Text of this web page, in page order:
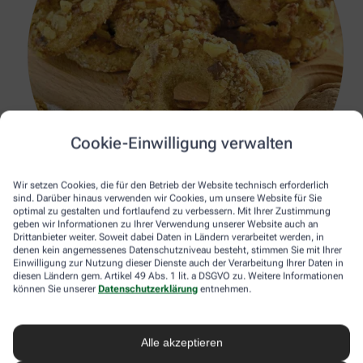
Cookie-Einwilligung verwalten
Wir setzen Cookies, die für den Betrieb der Website technisch erforderlich
sind. Darüber hinaus verwenden wir Cookies, um unsere Website für Sie
optimal zu gestalten und fortlaufend zu verbessern. Mit Ihrer Zustimmung
geben wir Informationen zu Ihrer Verwendung unserer Website auch an
Drittanbieter weiter. Soweit dabei Daten in Ländern verarbeitet werden, in
denen kein angemessenes Datenschutzniveau besteht, stimmen Sie mit Ihrer
Einwilligung zur Nutzung dieser Dienste auch der Verarbeitung Ihrer Daten in
diesen Ländern gem. Artikel 49 Abs. 1 lit. a DSGVO zu. Weitere Informationen
können Sie unserer Datenschutzerklärung entnehmen.
Alle akzeptieren
Stocksy Harald Walker
Haferflocken-Kekse
Zutaten für ca. 15 Stück
Backpulver, ½ TL Zimt, 1 Prise Salz, 2 EL geschmolzenes
Kokosnussöl, ¼ Tasse Apfelmus, 1 TL Vanilleextrakt, Abrieb ½
Bio-Orange, ¼ Tasse Ahornsirup, ½ Tasse getrocknete Aprikosen